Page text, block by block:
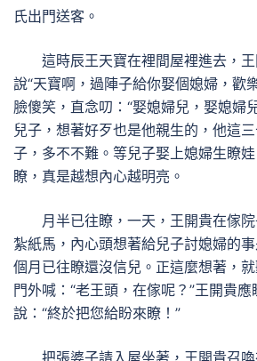
氏出門送客。
這時辰王天寶在裡間屋裡進去，王
說“天寶啊，過陣子給你娶個媳婦，歡
臉傻笑，直念叨：“娶媳婦兒，娶媳婦
兒子，想著好歹也是他親生的，他這
子，多不不難。等兒子娶上媳婦生瞭
瞭，真是越想內心越明亮。
月半已往瞭，一天，王開貴在傢院
紮紙馬，內心頭想著給兒子討媳婦的
個月已往瞭還沒信兒。正這麼想著，
門外喊：“老王頭，在傢呢？”王開貴
說：“終於把您給盼來瞭！”
把張婆子請入屋坐著，王開貴召喚